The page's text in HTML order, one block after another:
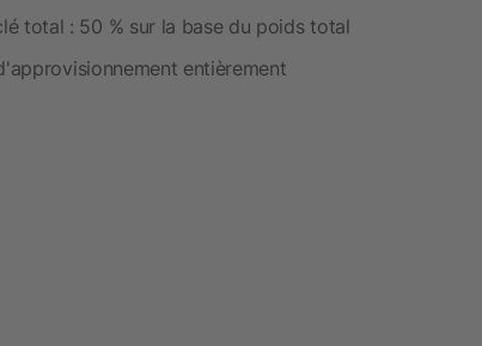
total : 50 % sur la base du poids total
entièrement